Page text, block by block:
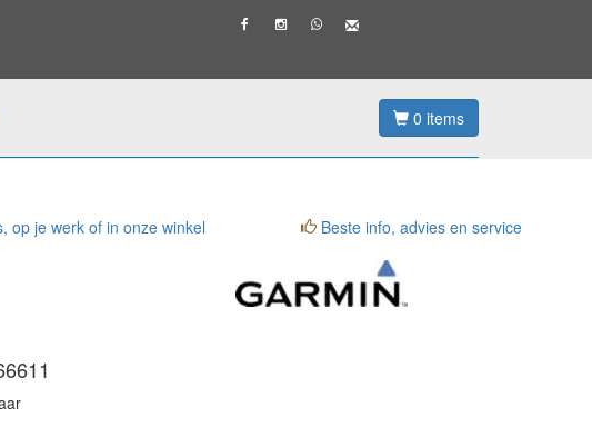
0 items
op je werk of in onze winkel Beste info, advies en service